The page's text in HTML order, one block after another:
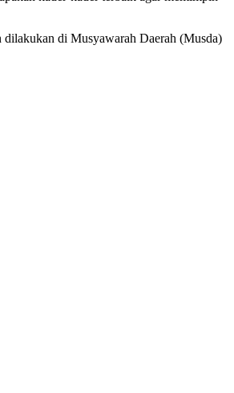
di Musyawarah Daerah (Musda)